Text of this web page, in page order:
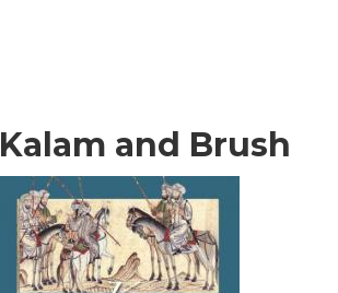
Kalam and Brush